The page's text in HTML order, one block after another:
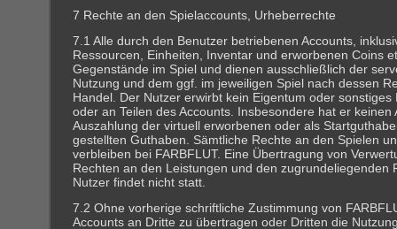
7 Rechte an den Spielaccounts, Urheberrechte
7.1 Alle durch den Benutzer betriebenen Accounts,
Ressourcen, Einheiten, Inventar und erworbenen Coins
Gegenstände im Spiel und dienen ausschließlich der
Nutzung und dem ggf. im jeweiligen Spiel nach dessen
Handel. Der Nutzer erwirbt kein Eigentum oder sonstiges
oder an Teilen des Accounts. Insbesondere hat er keinen
Auszahlung der virtuell erworbenen oder als
gestellten Guthaben. Sämtliche Rechte an den Spielen
verbleiben bei FARBFLUT. Eine Übertragung von
Rechten an den Leistungen und den zugrundeliegenden
Nutzer findet nicht statt.
7.2 Ohne vorherige schriftliche Zustimmung von
Accounts an Dritte zu übertragen oder Dritten die